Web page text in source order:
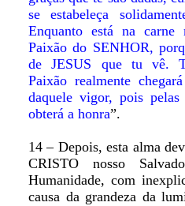
se estabeleça
Enquanto está na
Paixão do SENHOR,
de JESUS que tu vê.
Paixão realmente
daquele vigor, pois
obterá a honra”.
14 – Depois, esta alma
CRISTO nosso
Humanidade, com
causa da grandeza da